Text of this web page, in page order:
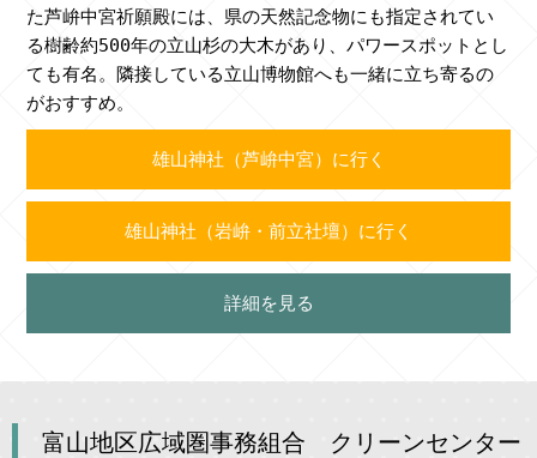
た芦峅中宮祈願殿には、県の天然記念物にも指定されてい
る樹齢約500年の立山杉の大木があり、パワースポットとし
ても有名。隣接している立山博物館へも一緒に立ち寄るの
がおすすめ。
雄山神社（芦峅中宮）に行く
雄山神社（岩峅・前立社壇）に行く
詳細を見る
富山地区広域圏事務組合 クリーンセンター